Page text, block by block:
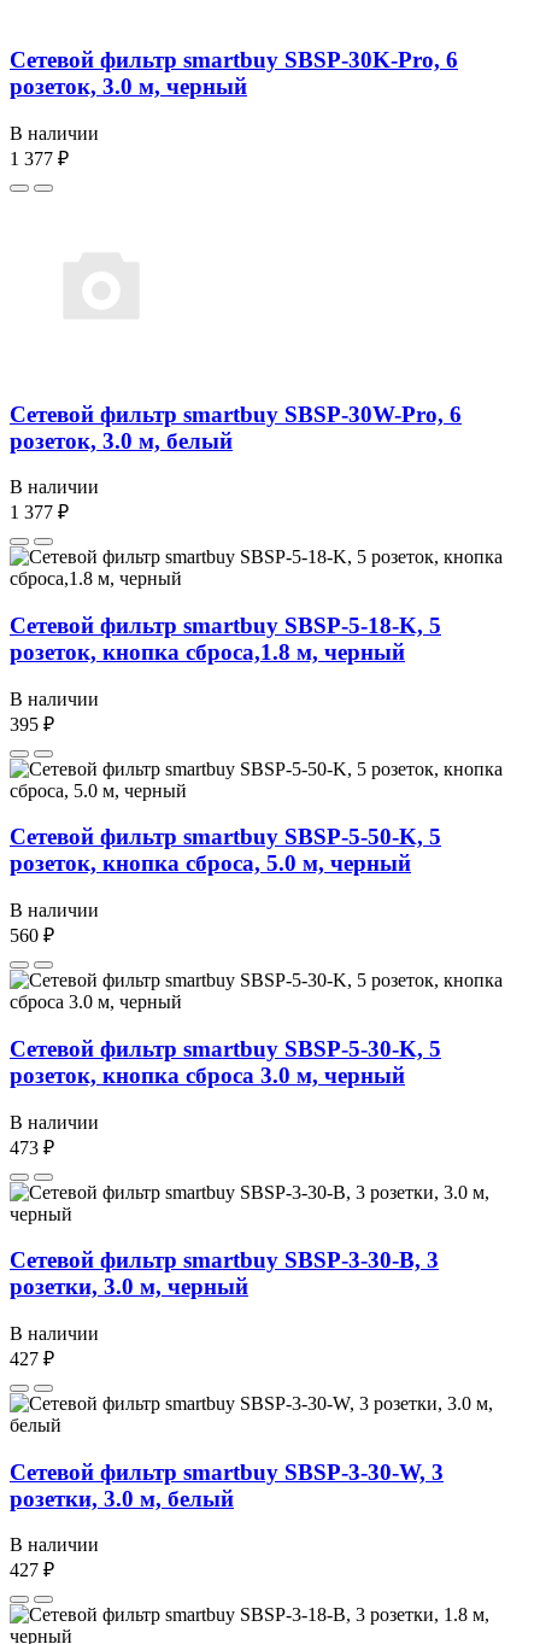
Сетевой фильтр smartbuy SBSP-30K-Pro, 6
розеток, 3.0 м, черный
В наличии
1 377 ₽
Сетевой фильтр smartbuy SBSP-30W-Pro, 6
розеток, 3.0 м, белый
В наличии
1 377 ₽
Сетевой фильтр smartbuy SBSP-5-18-K, 5
розеток, кнопка сброса,1.8 м, черный
В наличии
395 ₽
Сетевой фильтр smartbuy SBSP-5-50-K, 5
розеток, кнопка сброса, 5.0 м, черный
В наличии
560 ₽
Сетевой фильтр smartbuy SBSP-5-30-K, 5
розеток, кнопка сброса 3.0 м, черный
В наличии
473 ₽
Сетевой фильтр smartbuy SBSP-3-30-B, 3
розетки, 3.0 м, черный
В наличии
427 ₽
Сетевой фильтр smartbuy SBSP-3-30-W, 3
розетки, 3.0 м, белый
В наличии
427 ₽